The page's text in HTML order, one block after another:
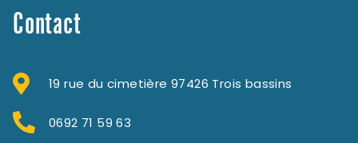
Contact
19 rue du cimetière 97426 Trois bassins
0692 71 59 63